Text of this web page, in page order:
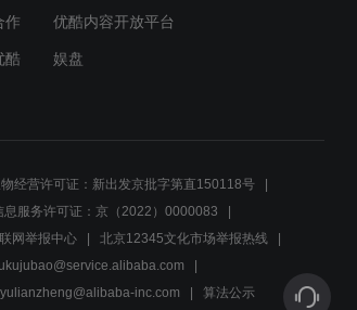
小伙摆摊卖内衣，不料小姑
02:29
玩伴 第3集 惊闻母校将拆迁
袁满组织同学会
作 优酷内容开放平台
酷 娱盘
经营许可证：新出发京批字第直150118号
息服务许可证：京（2022）0000083
网举报中心
北京12345文化市场举报热线
inc.com 算法公示